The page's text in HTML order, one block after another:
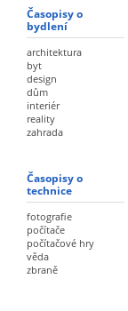
Časopisy o
bydlení
architektura
byt
design
dům
interiér
reality
zahrada
Časopisy o
technice
fotografie
počítače
počítačové hry
věda
zbraně